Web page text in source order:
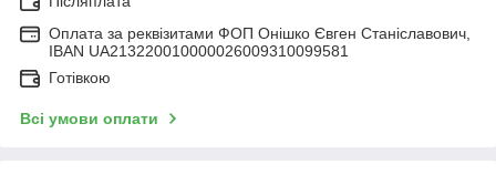
Оплата за реквізитами ФОП Онішко Євген Станіславович,
IBAN UA213220010000026009310099581
Готівкою
Всі умови оплати